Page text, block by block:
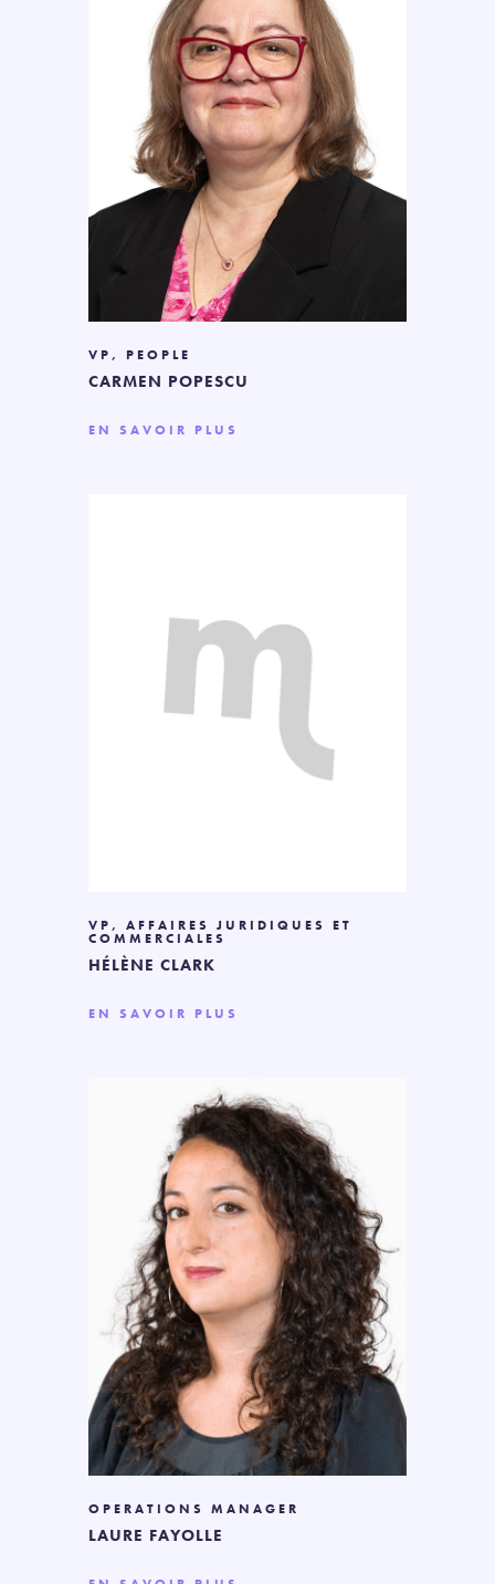
VP, PEOPLE
CARMEN POPESCU
EN SAVOIR PLUS
VP, AFFAIRES JURIDIQUES ET
COMMERCIALES
HÉLÈNE CLARK
EN SAVOIR PLUS
OPERATIONS MANAGER
LAURE FAYOLLE